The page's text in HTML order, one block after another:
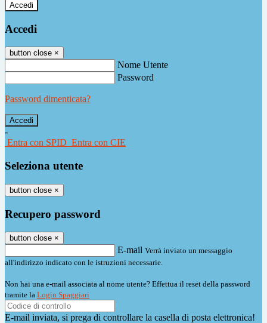
Accedi
Accedi
button close ×
Nome Utente
Password
Password dimenticata?
-
Entra con SPID Entra con CIE
Seleziona utente
button close ×
Recupero password
button close ×
E-mail Verrà inviato un messaggio
all'indirizzo indicato con le istruzioni necessarie.
Non hai una e-mail associata al nome utente? Effettua il reset della password
tramite la Login Spaggiari
E-mail inviata, si prega di controllare la casella di posta elettronica!